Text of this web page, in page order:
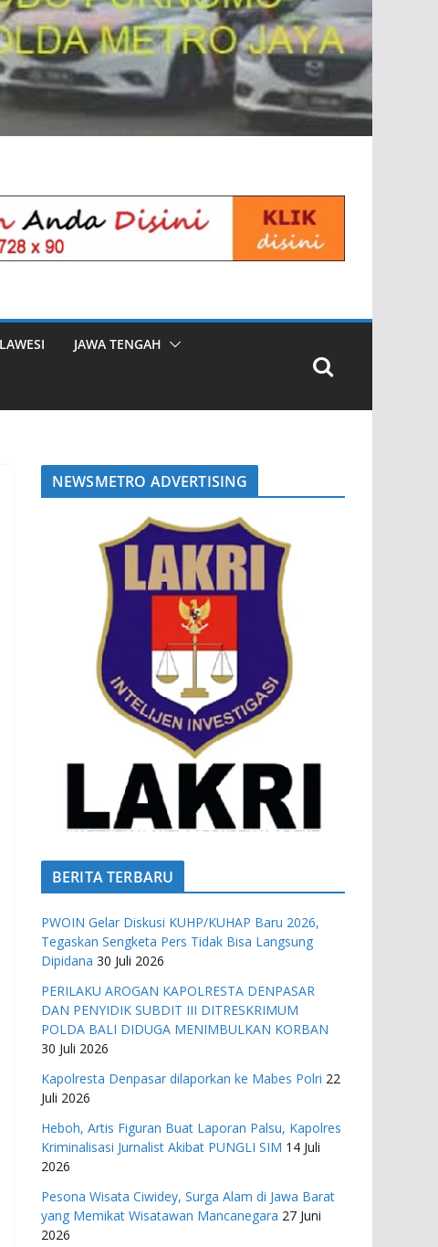
JAWA TENGAH
NEWSMETRO ADVERTISING
BERITA TERBARU
PWOIN Gelar Diskusi KUHP/KUHAP Baru 2026,
Tegaskan Sengketa Pers Tidak Bisa Langsung
Dipidana 30 Juli 2026
PERILAKU AROGAN KAPOLRESTA DENPASAR
DAN PENYIDIK SUBDIT III DITRESKRIMUM
POLDA BALI DIDUGA MENIMBULKAN KORBAN
30 Juli 2026
Kapolresta Denpasar dilaporkan ke Mabes Polri 22
Juli 2026
Heboh, Artis Figuran Buat Laporan Palsu, Kapolres
Kriminalisasi Jurnalist Akibat PUNGLI SIM 14 Juli
2026
Pesona Wisata Ciwidey, Surga Alam di Jawa Barat
yang Memikat Wisatawan Mancanegara 27 Juni
2026